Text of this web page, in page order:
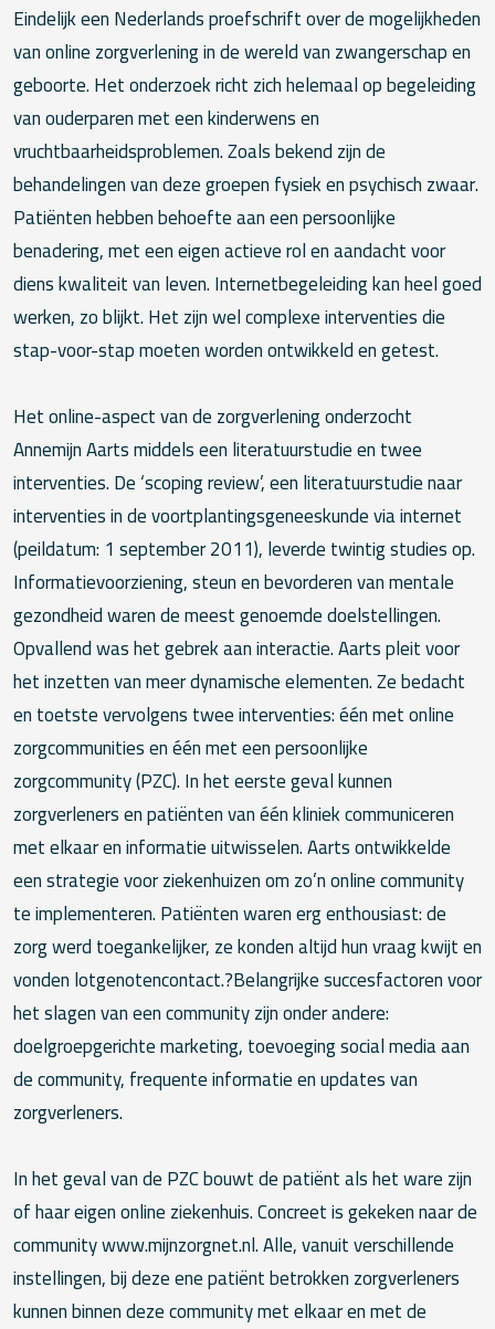
Eindelijk een Nederlands proefschrift over de mogelijkheden
van online zorgverlening in de wereld van zwangerschap en
geboorte. Het onderzoek richt zich helemaal op begeleiding
van ouderparen met een kinderwens en
vruchtbaarheidsproblemen. Zoals bekend zijn de
behandelingen van deze groepen fysiek en psychisch zwaar.
Patiënten hebben behoefte aan een persoonlijke
benadering, met een eigen actieve rol en aandacht voor
diens kwaliteit van leven. Internetbegeleiding kan heel goed
werken, zo blijkt. Het zijn wel complexe interventies die
stap-voor-stap moeten worden ontwikkeld en getest.
Het online-aspect van de zorgverlening onderzocht
Annemijn Aarts middels een literatuurstudie en twee
interventies. De ‘scoping review’, een literatuurstudie naar
interventies in de voortplantingsgeneeskunde via internet
(peildatum: 1 september 2011), leverde twintig studies op.
Informatievoorziening, steun en bevorderen van mentale
gezondheid waren de meest genoemde doelstellingen.
Opvallend was het gebrek aan interactie. Aarts pleit voor
het inzetten van meer dynamische elementen. Ze bedacht
en toetste vervolgens twee interventies: één met online
zorgcommunities en één met een persoonlijke
zorgcommunity (PZC). In het eerste geval kunnen
zorgverleners en patiënten van één kliniek communiceren
met elkaar en informatie uitwisselen. Aarts ontwikkelde
een strategie voor ziekenhuizen om zo’n online community
te implementeren. Patiënten waren erg enthousiast: de
zorg werd toegankelijker, ze konden altijd hun vraag kwijt en
vonden lotgenotencontact.?Belangrijke succesfactoren voor
het slagen van een community zijn onder andere:
doelgroepgerichte marketing, toevoeging social media aan
de community, frequente informatie en updates van
zorgverleners.
In het geval van de PZC bouwt de patiënt als het ware zijn
of haar eigen online ziekenhuis. Concreet is gekeken naar de
community www.mijnzorgnet.nl. Alle, vanuit verschillende
instellingen, bij deze ene patiënt betrokken zorgverleners
kunnen binnen deze community met elkaar en met de